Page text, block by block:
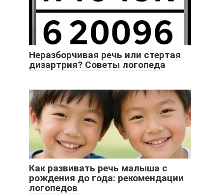
Неразборчивая речь или стертая
дизартрия? Советы логопеда
Как развивать речь малыша с
рождения до года: рекомендации
логопедов